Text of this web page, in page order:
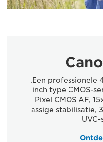
.Een professionele
inch type CMOS-
Pixel CMOS AF,
assige stabilisatie,